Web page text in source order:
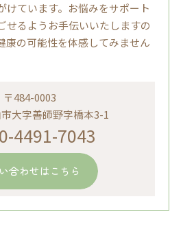
けています。お悩みをサポート
せるようお手伝いいたしますの
康の可能性を体感してみません
〒484-0003
大字善師野字橋本3-1
4491-7043
合わせはこちら